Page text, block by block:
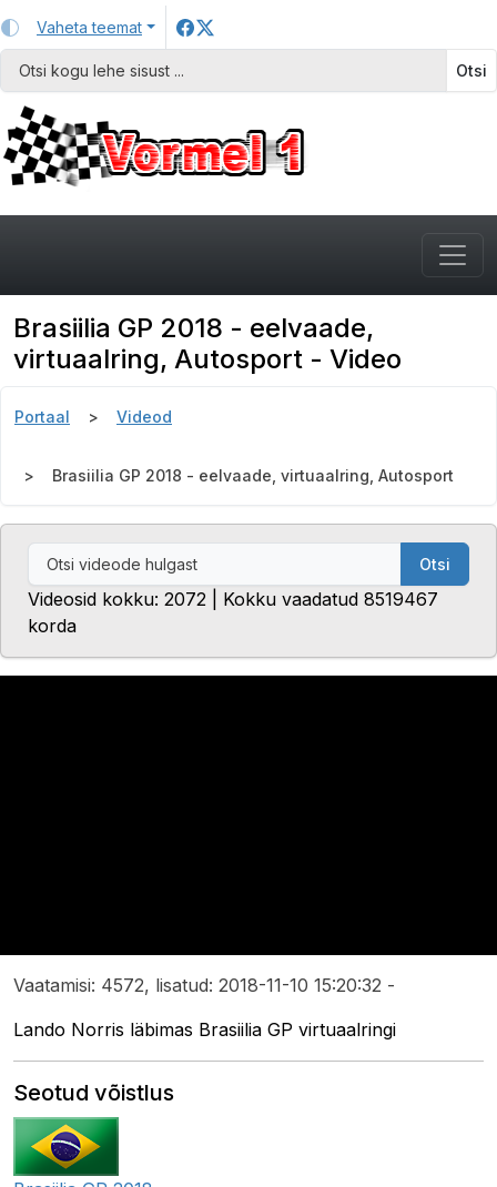
Vaheta teemat
Otsi
Brasiilia GP 2018 - eelvaade,
virtuaalring, Autosport - Video
Portaal Videod
Brasiilia GP 2018 - eelvaade, virtuaalring, Autosport
Otsi
Videosid kokku: 2072 | Kokku vaadatud 8519467
korda
Vaatamisi: 4572, lisatud: 2018-11-10 15:20:32 -
Lando Norris läbimas Brasiilia GP virtuaalringi
Seotud võistlus